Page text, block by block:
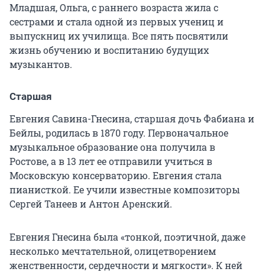
Младшая, Ольга, с раннего возраста жила с
сестрами и стала одной из первых учениц и
выпускниц их училища. Все пять посвятили
жизнь обучению и воспитанию будущих
музыкантов.
Старшая
Евгения Савина-Гнесина, старшая дочь Фабиана и
Бейлы, родиласьв 1870 году. Первоначальное
музыкальное образование она получила в
Ростове, а в 13 летее отправили учиться в
Московскую консерваторию. Евгения стала
пианисткой. Ее учили известные композиторы
Сергей Танеев и Антон Аренский.
Евгения Гнесина была «тонкой, поэтичной, даже
несколько мечтательной, олицетворением
женственности, сердечности и мягкости». К ней